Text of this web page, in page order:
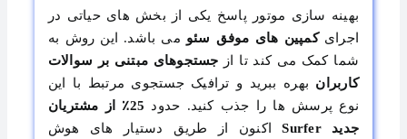
بهینه سازی موتور پاسخ یکی از بخش های حیاتی در
اجرایکمپین های موفق سئو می باشد. این روش به
شما کمک می کند تا از جستجوهای مبتنی بر سوالات
کاربران بهره ببرید و ترافیک جستجوی مرتبط با این
نوع پرسش ها را جذب کنید. حدود
25٪ از مشتریان
جدید Surfer
اکنون از طریق دستیار های هوش